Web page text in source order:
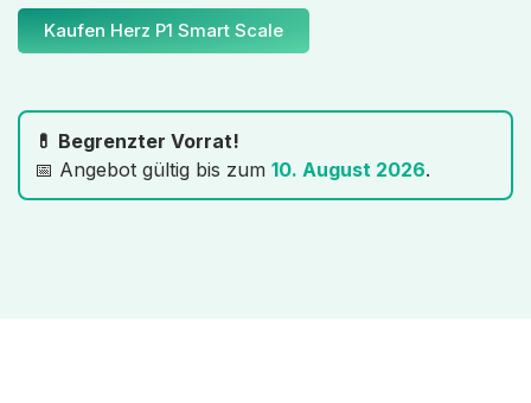
Kaufen Herz P1 Smart Scale
💊 Begrenzter Vorrat!
📅 Angebot gültig bis zum 10. August 2026.